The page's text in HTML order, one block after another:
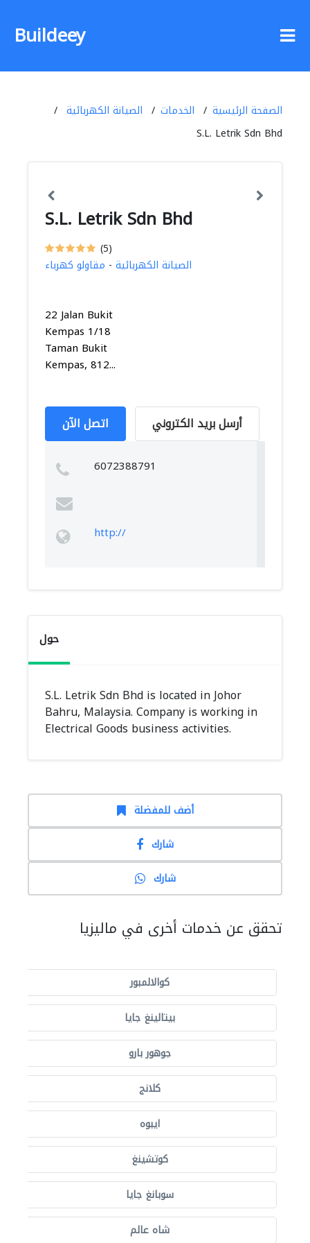
Buildeey
الصفحة الرئيسية الخدمات
الصيانة الكهربائية
S.L. Letrik Sdn Bhd
S.L. Letrik Sdn Bhd
(5)
الصيانة الكهربائية - مقاولو كهرباء
22 Jalan Bukit
Kempas 1/18
Taman Bukit
Kempas, 812...
اتصل الآن أرسل بريد الكتروني
6072388791
http://
حول
S.L. Letrik Sdn Bhd is located in Johor
Bahru, Malaysia. Company is working in
Electrical Goods business activities.
أضف للمفضلة
شارك
شارك
تحقق عن خدمات أخرى في ماليزيا
كوالالمبور
بيتالينغ جايا
جوهور بارو
كلانج
ايبوه
كوتشينغ
سوبانغ جايا
شاه عالم